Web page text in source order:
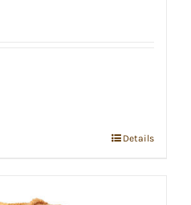
Details